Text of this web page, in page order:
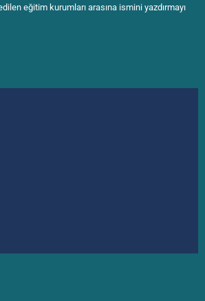
eğitim kurumları arasına ismini yazdırmayı